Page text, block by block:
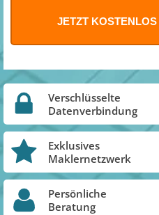
Verschlüsselte
Datenverbindung
Exklusives
Maklernetzwerk
Persönliche
Beratung